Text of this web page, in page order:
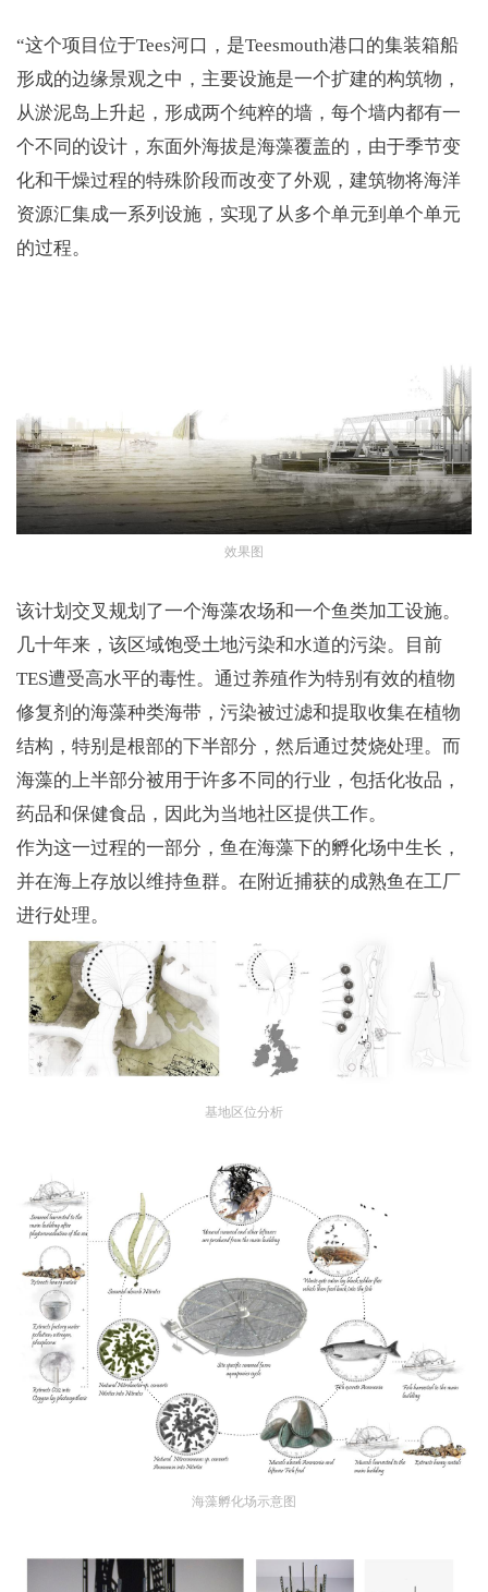
“这个项目位于Tees河口，是Teesmouth港口的集装箱船
形成的边缘景观之中，主要设施是一个扩建的构筑物，
从淤泥岛上升起，形成两个纯粹的墙，每个墙内都有一
个不同的设计，东面外海拔是海藻覆盖的，由于季节变
化和干燥过程的特殊阶段而改变了外观，建筑物将海洋
资源汇集成一系列设施，实现了从多个单元到单个单元
的过程。
效果图
该计划交叉规划了一个海藻农场和一个鱼类加工设施。
几十年来，该区域饱受土地污染和水道的污染。目前
TES遭受高水平的毒性。通过养殖作为特别有效的植物
修复剂的海藻种类海带，污染被过滤和提取收集在植物
结构，特别是根部的下半部分，然后通过焚烧处理。而
海藻的上半部分被用于许多不同的行业，包括化妆品，
药品和保健食品，因此为当地社区提供工作。
作为这一过程的一部分，鱼在海藻下的孵化场中生长，
并在海上存放以维持鱼群。在附近捕获的成熟鱼在工厂
进行处理。
基地区位分析
海藻孵化场示意图